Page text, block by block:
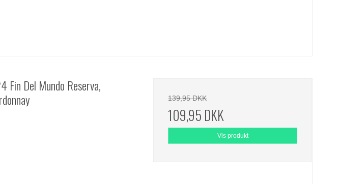
Fin Del Mundo Reserva,
139,95 DKK
109,95 DKK
Vis produkt